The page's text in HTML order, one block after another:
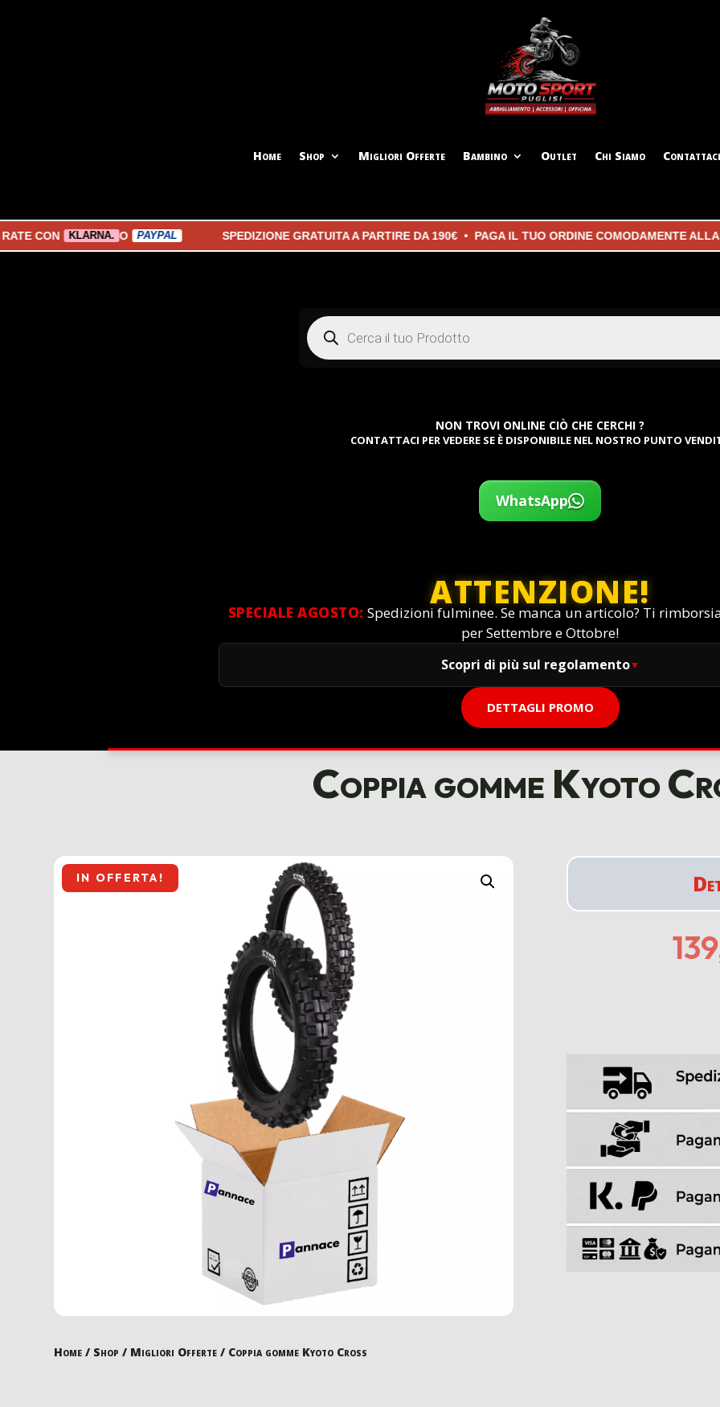
Home Shop Migliori Offerte Bambino Outlet Chi Siamo Contattaci
KLARNA. O PAYPAL SPEDIZIONE GRATUITA A PARTIRE DA 190€ • PAGA IL TUO ORDINE COMODAMENTE ALLA
Products
search
NON TROVI ONLINE CIÒ CHE CERCHI ?
CONTATTACI PER VEDERE SE È DISPONIBILE NEL NOSTRO PUNTO
WhatsApp
ATTENZIONE!
SPECIALE AGOSTO: Spedizioni fulminee. Se manca un articolo? Ti
per Settembre e Ottobre!
Scopri di più sul regolamento
DETTAGLI PROMO
Coppia gomme Kyoto
IN OFFERTA!
Home / Shop / Migliori Offerte / Coppia gomme Kyoto Cross